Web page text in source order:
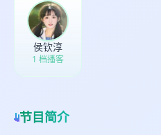
侯钦淳
1 档播客
节目简介